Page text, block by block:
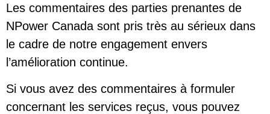
Les commentaires des parties prenantes de
NPower Canada sont pris très au sérieux dans
le cadre de notre engagement envers
l’amélioration continue.
Si vous avez des commentaires à formuler
concernant les services reçus, vous pouvez